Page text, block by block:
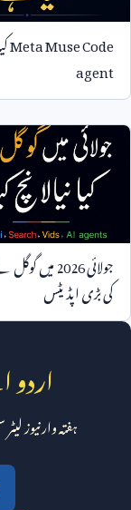
Meta Muse Code
agent
جولائی2026میں گوگل
کی بڑی اپڈیٹس
ہفتہ وار نیوز